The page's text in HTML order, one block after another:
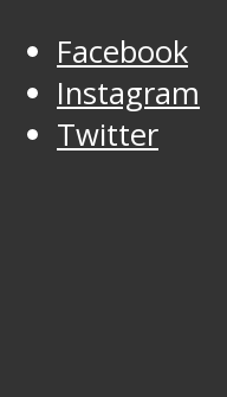
Facebook
Instagram
Twitter